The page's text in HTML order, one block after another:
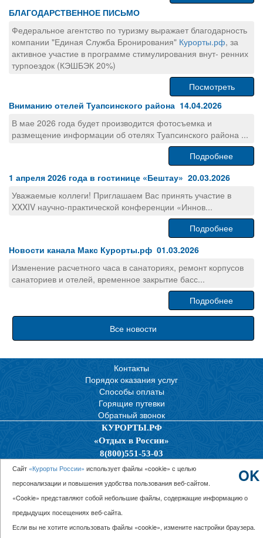
БЛАГОДАРСТВЕННОЕ ПИСЬМО
Федеральное агентство по туризму выражает благодарность
компании "Единая Служба Бронирования" Курорты.рф, за
активное участие в программе стимулирования внут- ренних
турпоездок (КЭШБЭК 20%)
Посмотреть
Вниманию отелей Туапсинского района 14.04.2026
В мае 2026 года будет производится фотосъемка и
размещение информации об отелях Туапсинского района ...
Подробнее
1 апреля 2026 года в гостинице «Бештау» 20.03.2026
Уважаемые коллеги! Приглашаем Вас принять участие в
XXXIV научно-практической конференции «Иннов...
Подробнее
Новости канала Макс Курорты.рф 01.03.2026
Изменение расчетного часа в санаториях, ремонт корпусов
санаториев и отелей, временное закрытие басс...
Подробнее
Все новости
Контакты
Порядок оказания услуг
Способы оплаты
Горящие путевки
Обратный звонок
КУРОРТЫ.РФ
«Отдых в России»
8(800)551-53-03
Политика конфиденциальности
© 2026 ООО “Единая Служба Бронирования”
OK
Сайт «Курорты России» использует файлы «cookie» с целью
персонализации и повышения удобства пользования веб-сайтом.
«Cookie» представляют собой небольшие файлы, содержащие информацию о
предыдущих посещениях веб-сайта.
Если вы не хотите использовать файлы «cookie», измените настройки браузера.